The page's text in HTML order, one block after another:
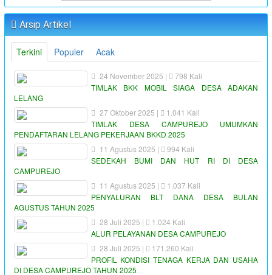
Arsip Artikel
Terkini Populer Acak
24 November 2025 |
798 Kali
TIMLAK BKK MOBIL SIAGA DESA ADAKAN
LELANG
27 Oktober 2025 |
1.041 Kali
TIMLAK DESA CAMPUREJO UMUMKAN
PENDAFTARAN LELANG PEKERJAAN BKKD 2025
11 Agustus 2025 |
994 Kali
SEDEKAH BUMI DAN HUT RI DI DESA
CAMPUREJO
11 Agustus 2025 |
1.037 Kali
PENYALURAN BLT DANA DESA BULAN
AGUSTUS TAHUN 2025
28 Juli 2025 |
1.024 Kali
ALUR PELAYANAN DESA CAMPUREJO
28 Juli 2025 |
171.260 Kali
PROFIL KONDISI TENAGA KERJA DAN USAHA
DI DESA CAMPUREJO TAHUN 2025